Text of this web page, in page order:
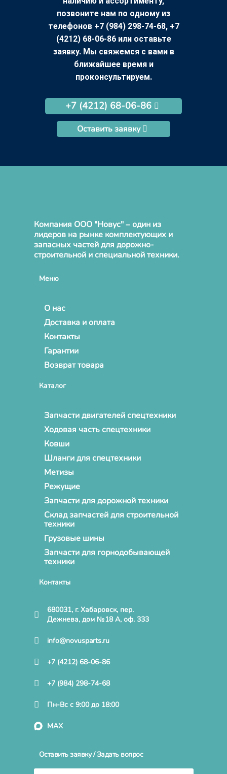
позвоните нам по одному из
телефонов +7 (984) 298-74-68, +7
(4212) 68-06-86 или оставьте
заявку. Мы свяжемся с вами в
ближайшее время и
проконсультируем.
+7 (4212) 68-06-86
Оставить заявку
Компания ООО "Новус" – один из
лидеров на рынке комплектующих и
запасных частей для дорожно-
строительной и специальной техники.
Меню
О нас
Доставка и оплата
Контакты
Гарантии
Возврат товара
Каталог
Запчасти двигателей спецтехники
Ходовая часть спецтехники
Ковши
Шланги для спецтехники
Метизы
Режущие
Запчасти для дорожной техники
Склад запчастей для строительной
техники
Грузовые шины
Запчасти для горнодобывающей
техники
Контакты
680031, г. Хабаровск, пер.
Дежнева, дом №18 А, оф. 333
info@novusparts.ru
+7 (4212) 68-06-86
+7 (984) 298-74-68
Пн-Вс с 9:00 до 18:00
MAX
Оставить заявку / Задать вопрос